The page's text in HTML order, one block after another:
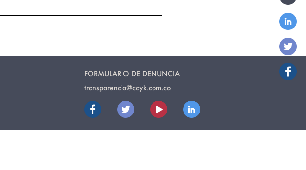
FORMULARIO DE DENUNCIA
transparencia@ccyk.com.co